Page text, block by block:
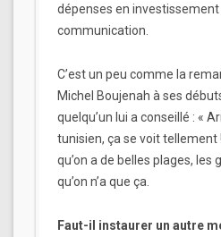
dépenses en investissement
communication.
C’est un peu comme la
Michel Boujenah à ses
quelqu’un lui a conseillé : «
tunisien, ça se voit tellement
qu’on a de belles plages, les
qu’on n’a que ça.
Faut-il instaurer un autre